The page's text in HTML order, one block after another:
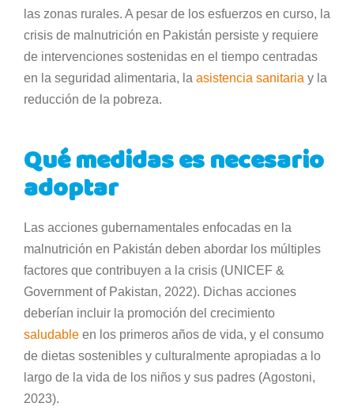
las zonas rurales. A pesar de los esfuerzos en curso, la
crisis de malnutrición en Pakistán persiste y requiere
de intervenciones sostenidas en el tiempo centradas
en la seguridad alimentaria, la asistencia sanitaria y la
reducción de la pobreza.
Qué medidas es necesario
adoptar
Las acciones gubernamentales enfocadas en la
malnutrición en Pakistán deben abordar los múltiples
factores que contribuyen a la crisis (UNICEF &
Government of Pakistan, 2022). Dichas acciones
deberían incluir la promoción del crecimiento
saludable en los primeros años de vida, y el consumo
de dietas sostenibles y culturalmente apropiadas a lo
largo de la vida de los niños y sus padres (Agostoni,
2023).